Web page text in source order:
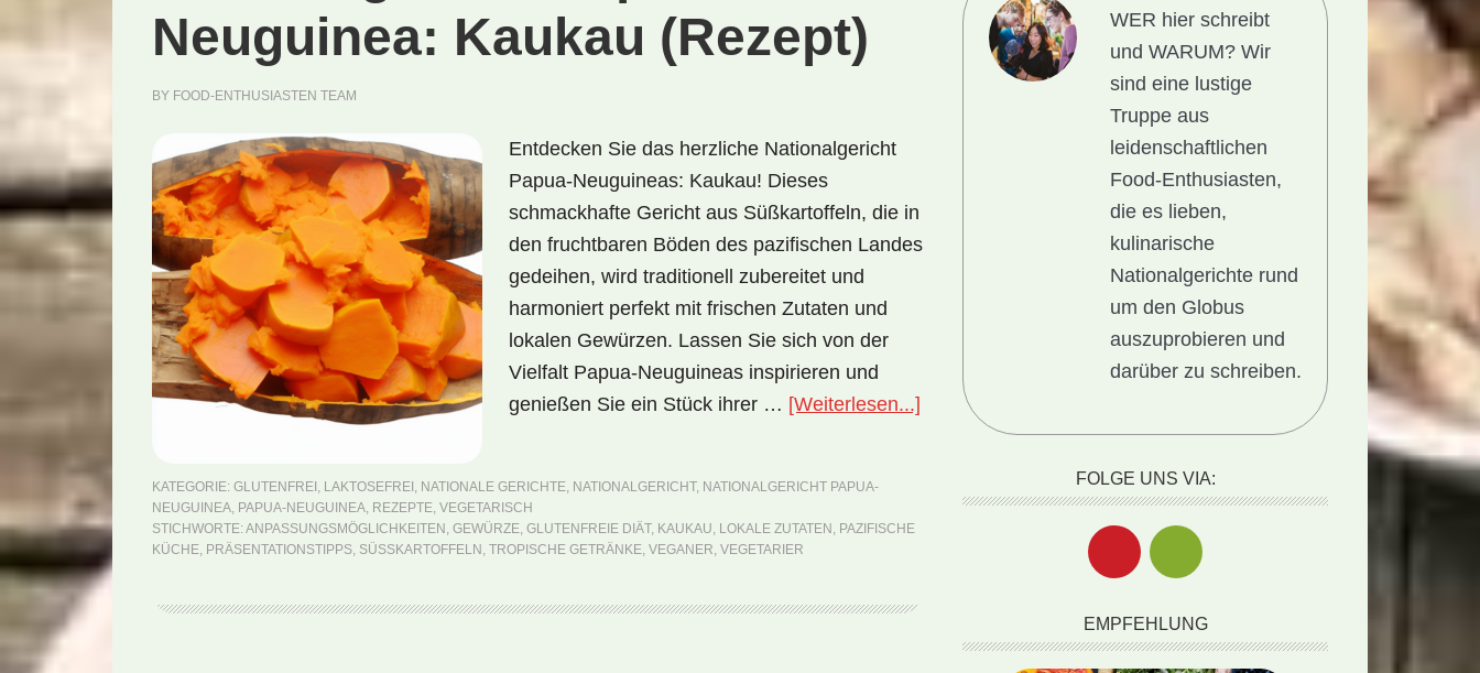
Neuguinea: Kaukau (Rezept)
BY FOOD-ENTHUSIASTEN TEAM
Entdecken Sie das herzliche Nationalgericht
Papua-Neuguineas: Kaukau! Dieses
schmackhafte Gericht aus Süßkartoffeln, die in
den fruchtbaren Böden des pazifischen Landes
gedeihen, wird traditionell zubereitet und
harmoniert perfekt mit frischen Zutaten und
lokalen Gewürzen. Lassen Sie sich von der
Vielfalt Papua-Neuguineas inspirieren und
genießen Sie ein Stück ihrer … [Weiterlesen...] ÜberNationalgericht
Kaukau
KATEGORIE: GLUTENFREI , LAKTOSEFREI , NATIONALE GERICHTE, NATIONALGERICHT, NATIONALGERICHT PAPUA-
NEUGUINEA, PAPUA-NEUGUINEA, REZEPTE, VEGETARISCH
STICHWORTE: ANPASSUNGSMÖGLICHKEITEN , GEWÜRZE, GLUTENFREIE DIÄT, KAUKAU, LOKALE ZUTATEN , PAZIFISCHE
KÜCHE, PRÄSENTATIONSTIPPS, SÜSSKARTOFFELN , TROPISCHE GETRÄNKE, VEGANER, VEGETARIER
WER hier schreibt
und WARUM?Wir
sind eine lustige
Truppe aus
leidenschaftlichen
Food-Enthusiasten,
die es lieben,
kulinarische
Nationalgerichte rund
um den Globus
auszuprobieren und
darüber zu schreiben.
FOLGE UNS VIA:
EMPFEHLUNG